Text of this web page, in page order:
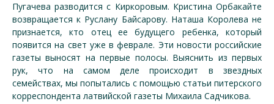
Пугачева разводится с Киркоровым. Кристина Орбакайте
возвращается к Руслану Байсарову. Наташа Королева не
признается, кто отец ее будущего ребенка, который
появится на свет уже в феврале. Эти новости российские
газеты выносят на первые полосы. Выяснить из первых
рук, что на самом деле происходит в звездных
семействах, мы попытались с помощью статьи питерского
корреспондента латвийской газеты Михаила Садчикова.